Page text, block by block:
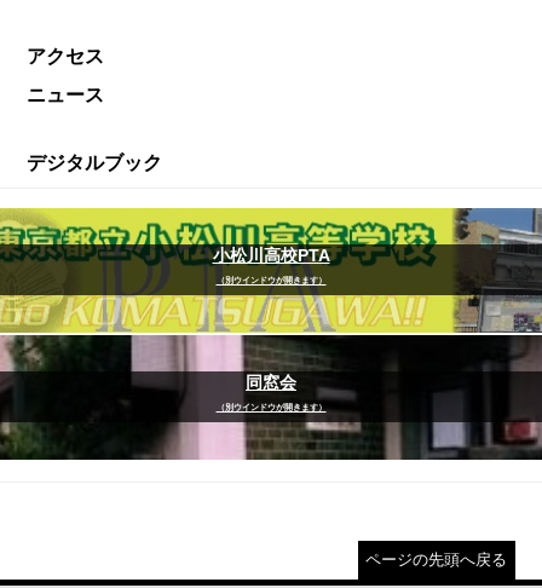
アクセス
ニュース
デジタルブック
小松川高校PTA
（別ウインドウが開きます）
同窓会
（別ウインドウが開きます）
ページの先頭へ戻る